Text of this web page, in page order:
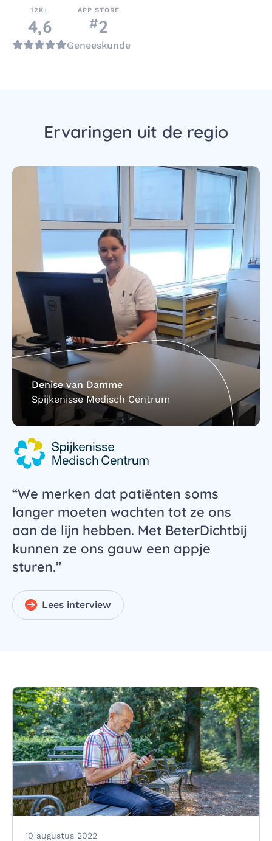
12K+
4,6
APP STORE
#nummer
2
in de categorie
Geneeskunde
Ervaringen uit de regio
Denise van Damme
Spijkenisse Medisch Centrum
“We merken dat patiënten soms
langer moeten wachten tot ze ons
aan de lijn hebben. Met BeterDichtbij
kunnen ze ons gauw een appje
sturen.”
Lees interview
10 augustus 2022